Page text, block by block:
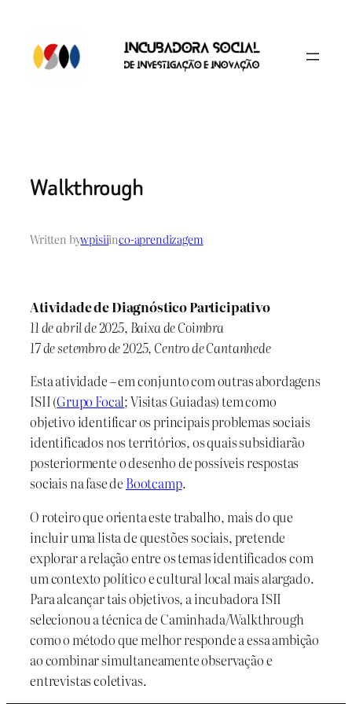
content
Walkthrough
Written bywpisiiinco-aprendizagem
Atividade de Diagnóstico Participativo
11 de abril de 2025, Baixa de Coimbra
17 de setembro de 2025, Centro de Cantanhede
Esta atividade – em conjunto com outras abordagens
ISII (Grupo Focal; Visitas Guiadas) tem como
objetivo identificar os principais problemas sociais
identificados nos territórios, os quais subsidiarão
posteriormente o desenho de possíveis respostas
sociais na fase de Bootcamp.
O roteiro que orienta este trabalho, mais do que
incluir uma lista de questões sociais, pretende
explorar a relação entre os temas identificados com
um contexto político e cultural local mais alargado.
Para alcançar tais objetivos, a incubadora ISII
selecionou a técnica de Caminhada/Walkthrough
como o método que melhor responde a essa ambição
ao combinar simultaneamente observação e
entrevistas coletivas.